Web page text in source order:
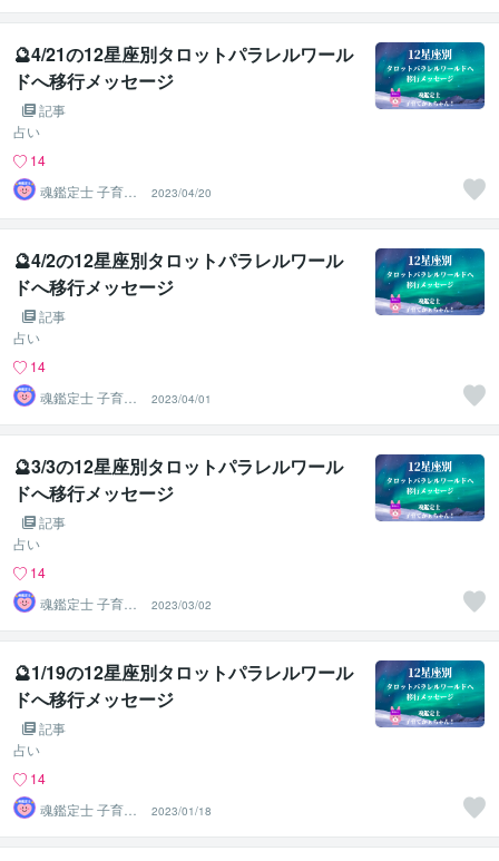
🔮4/21の12星座別タロットパラレルワール
ドへ移行メッセージ
記事
占い
14
魂鑑定士 子育て
かぁちゃん！
2023/04/20
🔮4/2の12星座別タロットパラレルワール
ドへ移行メッセージ
記事
占い
14
魂鑑定士 子育て
かぁちゃん！
2023/04/01
🔮3/3の12星座別タロットパラレルワール
ドへ移行メッセージ
記事
占い
14
魂鑑定士 子育て
かぁちゃん！
2023/03/02
🔮1/19の12星座別タロットパラレルワール
ドへ移行メッセージ
記事
占い
14
魂鑑定士 子育て
かぁちゃん！
2023/01/18